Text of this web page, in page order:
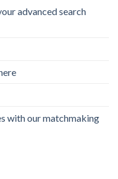
advanced search
with our matchmaking